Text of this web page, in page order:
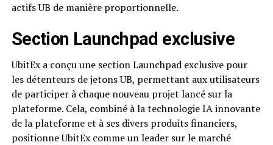
actifs UB de manière proportionnelle.
Section Launchpad exclusive
UbitEx a conçu une section Launchpad exclusive pour
les détenteurs de jetons UB, permettant aux utilisateurs
de participer à chaque nouveau projet lancé sur la
plateforme. Cela, combiné à la technologie IA innovante
de la plateforme et à ses divers produits financiers,
positionne UbitEx comme un leader sur le marché